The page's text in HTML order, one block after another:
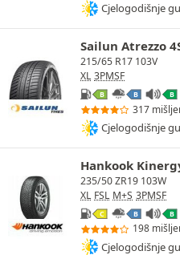
Cjelogodišnje
Sailun Atrezzo
215/65 R17 103V
XL 3PMSF
B B B
317
Cjelogodišnje
Hankook
235/50 ZR19 103W
XL FSL M+S 3PMSF
C B B
198
Cjelogodišnje